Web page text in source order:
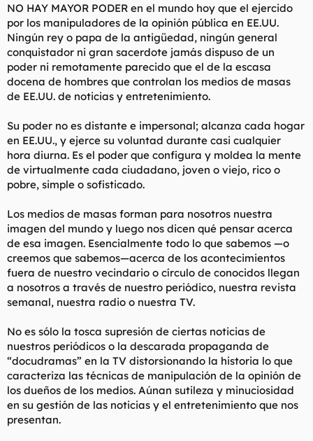
NO HAY MAYOR PODER en el mundo hoy que el ejercido
por los manipuladores de la opinión pública en EE.UU.
Ningún rey o papa de la antigüedad, ningún general
conquistador ni gran sacerdote jamás dispuso de un
poder ni remotamente parecido que el de la escasa
docena de hombres que controlan los medios de masas
de EE.UU. de noticias y entretenimiento.
Su poder no es distante e impersonal; alcanza cada hogar
en EE.UU., y ejerce su voluntad durante casi cualquier
hora diurna. Es el poder que configura y moldea la mente
de virtualmente cada ciudadano, joven o viejo, rico o
pobre, simple o sofisticado.
Los medios de masas forman para nosotros nuestra
imagen del mundo y luego nos dicen qué pensar acerca
de esa imagen. Esencialmente todo lo que sabemos —o
creemos que sabemos—acerca de los acontecimientos
fuera de nuestro vecindario o círculo de conocidos llegan
a nosotros a través de nuestro periódico, nuestra revista
semanal, nuestra radio o nuestra TV.
No es sólo la tosca supresión de ciertas noticias de
nuestros periódicos o la descarada propaganda de
“docudramas” en la TV distorsionando la historia lo que
caracteriza las técnicas de manipulación de la opinión de
los dueños de los medios. Aúnan sutileza y minuciosidad
en su gestión de las noticias y el entretenimiento que nos
presentan.